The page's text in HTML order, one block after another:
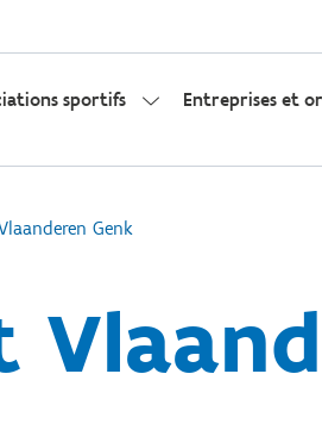
sportifs Entreprises et
Genk